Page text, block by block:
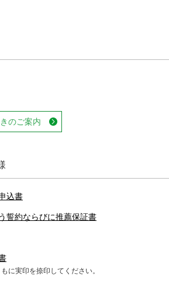
のご案内
込書
誓約ならびに推薦保証書
に実印を捺印してください。